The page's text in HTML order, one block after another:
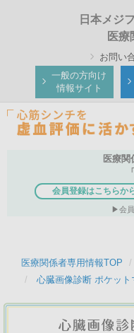
ン
日本メジ
医療
お問い
一般の方向け
情報サイト
医療関
会員登録はこちらか
会
医療関係者専用情報TOP
心臓画像診断 ポケット